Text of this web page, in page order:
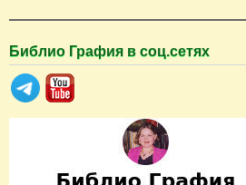
Библио Графия в соц.сетях